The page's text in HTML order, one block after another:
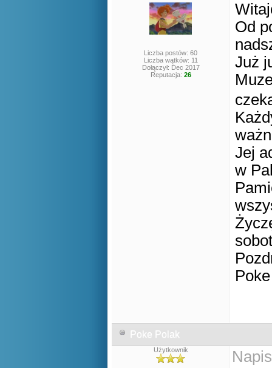
Liczba postów: 60
Liczba wątków: 11
Dołączył: Dec 2017
Reputacja: 26
Od
Już
Jej
w
Poke Polak
Użytkownik